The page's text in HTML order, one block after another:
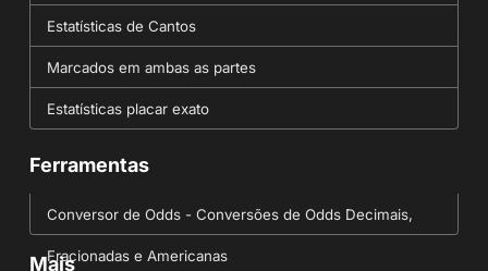
Estatísticas de Cantos
Marcados em ambas as partes
Estatísticas placar exato
Ferramentas
Conversor de Odds - Conversões de Odds Decimais,
Fracionadas e Americanas
Mais